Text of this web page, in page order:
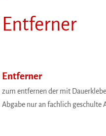
Entferner
Entferner
zum entfernen der mit
Abgabe nur an fachlich geschulte